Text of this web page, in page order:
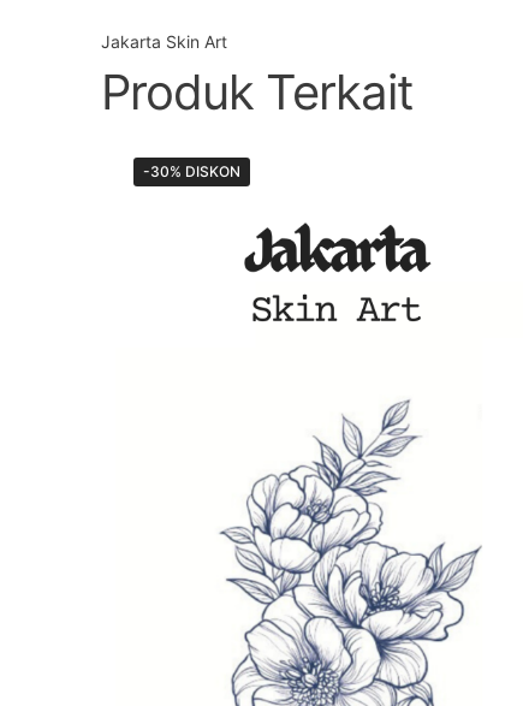
Jakarta Skin Art
Produk Terkait
-30% DISKON